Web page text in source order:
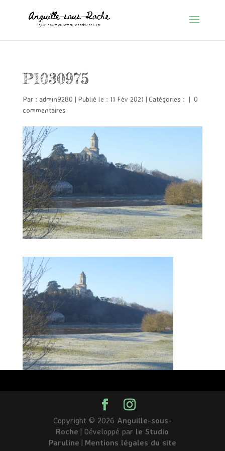
P1030975
Par : admin9280 | Publié le : 11 Fév 2021 | Catégories : | 0
commentaires
Copyright © 2026 Anguille-sous-
Roche | Développé par le Studio
Paruline | Mentions légales du site